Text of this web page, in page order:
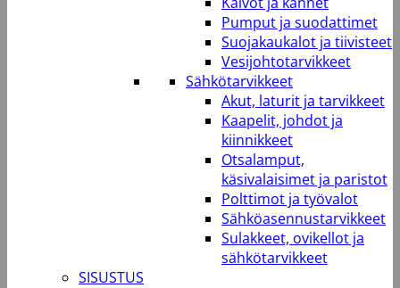
Pumput ja suodattimet
Suojakaukalot ja tiivisteet
Vesijohtotarvikkeet
Sähkötarvikkeet
Akut, laturit ja tarvikkeet
Kaapelit, johdot ja
kiinnikkeet
Otsalamput,
käsivalaisimet ja paristot
Polttimot ja työvalot
Sähköasennustarvikkeet
Sulakkeet, ovikellot ja
sähkötarvikkeet
SISUSTUS